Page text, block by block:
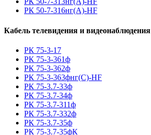
РК 50-7-316нг(A)-HF
Кабель телевидения и видеонаблюдения
РК 75-3-17
РК 75-3-361ф
РК 75-3-362ф
РК 75-3-363фнг(С)-HF
РК 75-3.7-33ф
РК 75-3.7-34ф
РК 75-3.7-311ф
РК 75-3.7-332ф
РК 75-3.7-35ф
РК 75-3.7-35фК